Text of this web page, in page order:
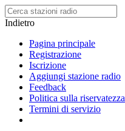
Indietro
Pagina principale
Registrazione
Iscrizione
Aggiungi stazione radio
Feedback
Politica sulla riservatezza
Termini di servizio